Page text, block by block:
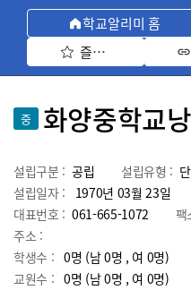
학교알리미 홈
즐겨찾기 선택
중 화양중학교
설립구분 : 공립 설립유형 :
설립일자 :
1970년 03월 23일
대표번호 : 061-665-1072 팩
주소 :
학생수 : 0명 (남 0명 , 여 0명)
교원수 : 0명 (남0명 , 여 0명)